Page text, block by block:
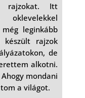
rajzokat. Itt
oklevelekkel
leginkább
készült rajzok
de
alkotni.
mondani
a világot.